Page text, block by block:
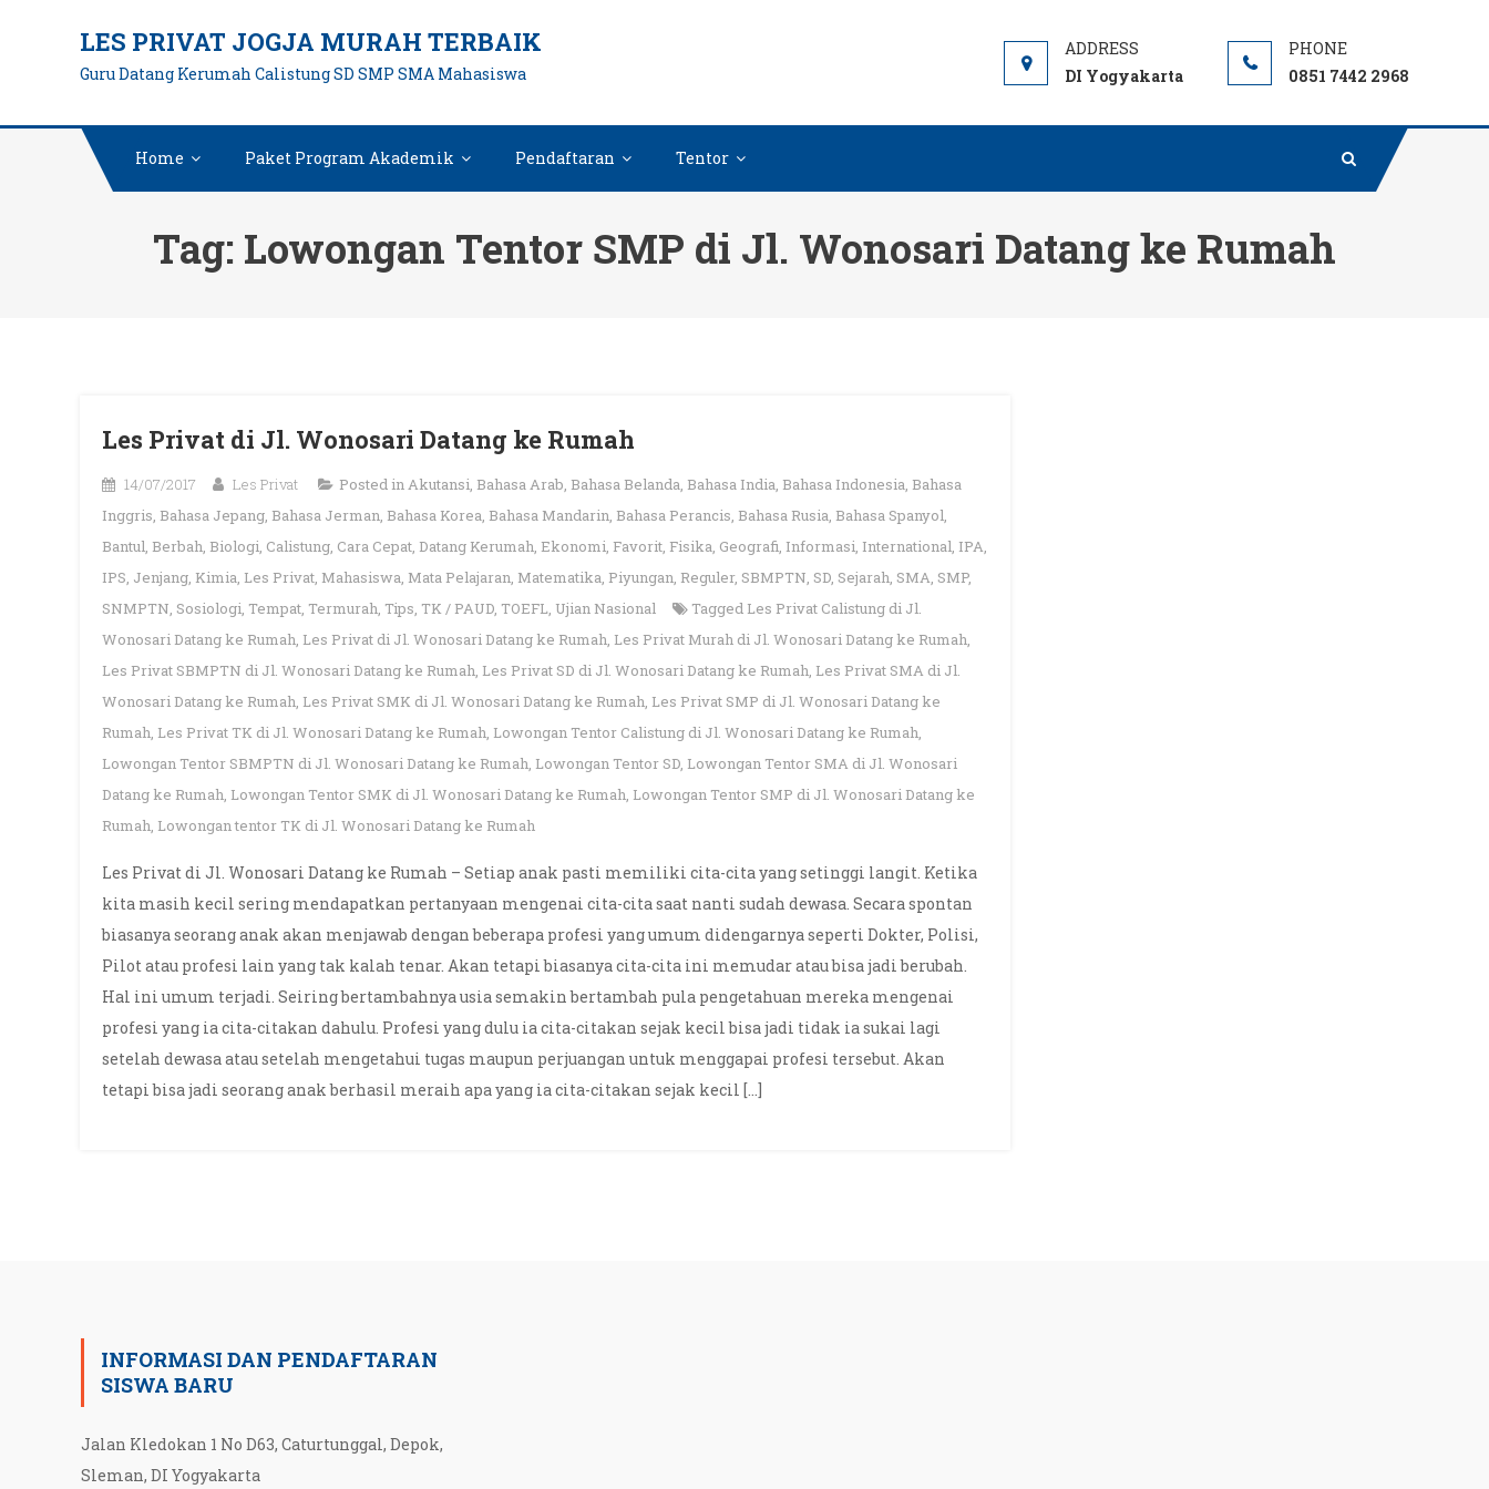
LES PRIVAT JOGJA MURAH TERBAIK
Guru Datang Kerumah Calistung SD SMP SMA Mahasiswa DI Yogyakarta 0851 7442 2968
Home Paket Program Akademik Pendaftaran Tentor
Tag: Lowongan Tentor SMP di Jl. Wonosari Datang ke Rumah
Les Privat di Jl. Wonosari Datang ke Rumah
14/07/2017 Les Privat Posted inAkutansi, Bahasa Arab, Bahasa Belanda, Bahasa India, Bahasa Indonesia, Bahasa
Inggris, Bahasa Jepang, Bahasa Jerman, Bahasa Korea, Bahasa Mandarin, Bahasa Perancis, Bahasa Rusia, Bahasa Spanyol,
Bantul, Berbah, Biologi, Calistung, Cara Cepat, Datang Kerumah, Ekonomi, Favorit, Fisika, Geografi, Informasi, International, IPA,
IPS, Jenjang, Kimia, Les Privat, Mahasiswa, Mata Pelajaran, Matematika, Piyungan, Reguler, SBMPTN, SD, Sejarah, SMA, SMP,
SNMPTN, Sosiologi, Tempat, Termurah, Tips, TK / PAUD, TOEFL, Ujian Nasional Tagged Les Privat Calistung di Jl.
Wonosari Datang ke Rumah, Les Privat di Jl. Wonosari Datang ke Rumah, Les Privat Murah di Jl. Wonosari Datang ke Rumah,
Les Privat SBMPTN di Jl. Wonosari Datang ke Rumah, Les Privat SD di Jl. Wonosari Datang ke Rumah, Les Privat SMA di Jl.
Wonosari Datang ke Rumah, Les Privat SMK di Jl. Wonosari Datang ke Rumah, Les Privat SMP di Jl. Wonosari Datang ke
Rumah, Les Privat TK di Jl. Wonosari Datang ke Rumah, Lowongan Tentor Calistung di Jl. Wonosari Datang ke Rumah,
Lowongan Tentor SBMPTN di Jl. Wonosari Datang ke Rumah, Lowongan Tentor SD, Lowongan Tentor SMA di Jl. Wonosari
Datang ke Rumah, Lowongan Tentor SMK di Jl. Wonosari Datang ke Rumah, Lowongan Tentor SMP di Jl. Wonosari Datang ke
Rumah, Lowongan tentor TK di Jl. Wonosari Datang ke Rumah
Les Privat di Jl. Wonosari Datang ke Rumah – Setiap anak pasti memiliki cita-cita yang setinggi langit. Ketika
kita masih kecil sering mendapatkan pertanyaan mengenai cita-cita saat nanti sudah dewasa. Secara spontan
biasanya seorang anak akan menjawab dengan beberapa profesi yang umum didengarnya seperti Dokter, Polisi,
Pilot atau profesi lain yang tak kalah tenar. Akan tetapi biasanya cita-cita ini memudar atau bisa jadi berubah.
Hal ini umum terjadi. Seiring bertambahnya usia semakin bertambah pula pengetahuan mereka mengenai
profesi yang ia cita-citakan dahulu. Profesi yang dulu ia cita-citakan sejak kecil bisa jadi tidak ia sukai lagi
setelah dewasa atau setelah mengetahui tugas maupun perjuangan untuk menggapai profesi tersebut. Akan
tetapi bisa jadi seorang anak berhasil meraih apa yang ia cita-citakan sejak kecil […]
INFORMASI DAN PENDAFTARAN
SISWA BARU
Jalan Kledokan 1 No D63, Caturtunggal, Depok,
Sleman, DI Yogyakarta